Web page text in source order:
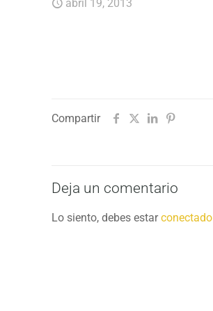
abril 19, 2013
Compartir
Deja un comentario
Lo siento, debes estarconectado